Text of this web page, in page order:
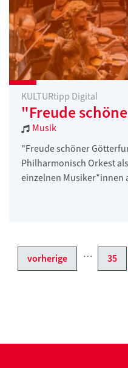
KULTURtipp Digital
"Freude
Musik
"Freude schöner
Philharmonisch Orkest
einzelnen Musiker*innen
vorherige … 35